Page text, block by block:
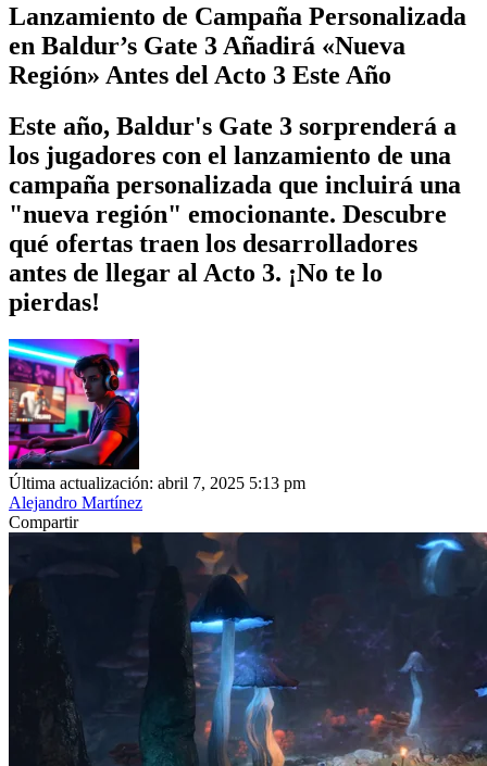
Lanzamiento de Campaña Personalizada
en Baldur’s Gate 3 Añadirá «Nueva
Región» Antes del Acto 3 Este Año
Este año, Baldur's Gate 3 sorprenderá a
los jugadores con el lanzamiento de una
campaña personalizada que incluirá una
"nueva región" emocionante. Descubre
qué ofertas traen los desarrolladores
antes de llegar al Acto 3. ¡No te lo
pierdas!
Última actualización: abril 7, 2025 5:13 pm
Alejandro Martínez
Compartir